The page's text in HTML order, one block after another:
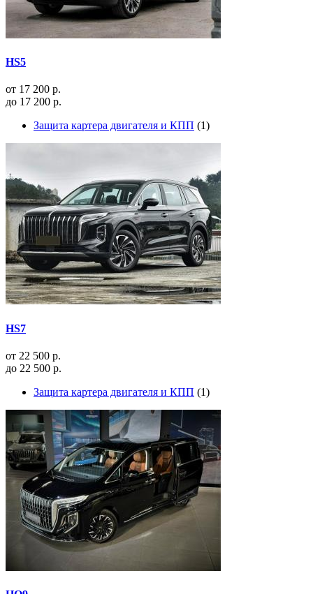
HS5
от 17 200 р.
до 17 200 р.
Защита картера двигателя и КПП (1)
HS7
от 22 500 р.
до 22 500 р.
Защита картера двигателя и КПП (1)